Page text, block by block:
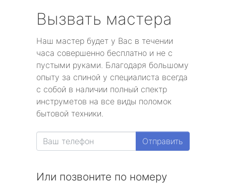
Вызвать мастера
Наш мастер будет у Вас в течении
часа совершенно бесплатно и не с
пустыми руками. Благодаря большому
опыту за спиной у специалиста всегда
с собой в наличии полный спектр
инструметов на все виды поломок
бытовой техники.
Отправить
Или позвоните по номеру